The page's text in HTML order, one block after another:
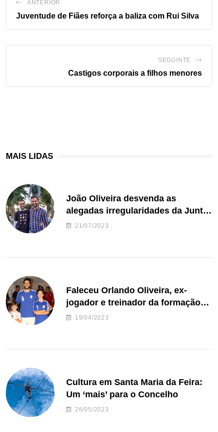
ANTERIOR
Juventude de Fiães reforça a baliza com Rui Silva
SEGUINTE
Castigos corporais a filhos menores
MAIS LIDAS
João Oliveira desvenda as
alegadas irregularidades da Junta
de Freguesia S. João de Ver
21/07/2023
Faleceu Orlando Oliveira, ex-
jogador e treinador da formação
de andebol do Feirense
19/04/2023
Cultura em Santa Maria da Feira:
Um ‘mais’ para o Concelho
26/05/2023